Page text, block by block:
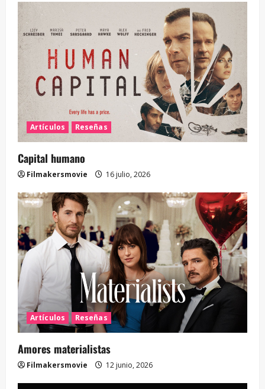
Artículos Reseñas
Capital humano
Filmakersmovie 16 julio, 2026
Artículos Reseñas
Amores materialistas
Filmakersmovie 12 junio, 2026